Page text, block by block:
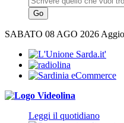
SABATO 08 AGO 2026
Leggi il quotidiano